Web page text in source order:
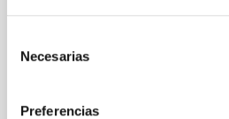
Necesarias
Preferencias
TRICERATOPS+
We present an upgraded
software package designed to